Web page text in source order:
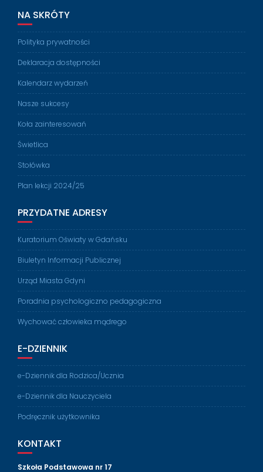
NA SKRÓTY
Polityka prywatności
Deklaracja dostępności
Kalendarz wydarzeń
Nasze sukcesy
Koła zainteresowań
Świetlica
Stołówka
Plan lekcji 2024/25
PRZYDATNE ADRESY
Kuratorium Oświaty w Gdańsku
Biuletyn Informacji Publicznej
Urząd Miasta Gdyni
Poradnia psychologiczno pedagogiczna
Wychować człowieka mądrego
E-DZIENNIK
e-Dziennik dla Rodzica/Ucznia
e-Dziennik dla Nauczyciela
Podręcznik użytkownika
KONTAKT
Szkoła Podstawowa nr 17